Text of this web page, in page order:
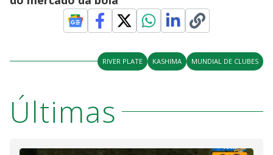
RIVER PLATE KASHIMA MUNDIAL DE CLUBES
Últimas